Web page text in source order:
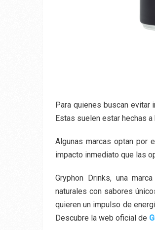
Para quienes buscan evitar
Estas suelen estar hechas a
Algunas marcas optan por
impacto inmediato que las
Gryphon Drinks, una
naturales con sabores
quieren un impulso de
Descubre la web oficial de